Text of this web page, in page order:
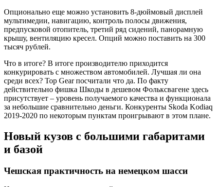
Опционально еще можно установить 8-дюймовый дисплей
мультимедии, навигацию, контроль полосы движения,
предпусковой отопитель, третий ряд сидений, панорамную
крышу, вентиляцию кресел. Опций можно поставить на 300
тысяч рублей.
Что в итоге? В итоге производителю приходится
конкурировать с множеством автомобилей. Лучшая ли она
среди всех? Top Gear посчитали что да. По факту
действительно фишка Шкоды в дешевом Фольксвагене здесь
присутствует – уровень получаемого качества и функционала
за небольшие сравнительно деньги. Конкуренты Skoda Kodiaq
2019-2020 по некоторым пунктам проигрывают в этом плане.
Новый кузов с большими габаритами
и базой
Чешская практичность на немецком шасси